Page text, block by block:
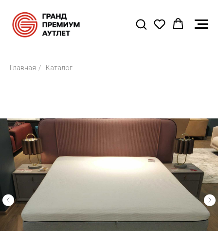
Главная / Каталог